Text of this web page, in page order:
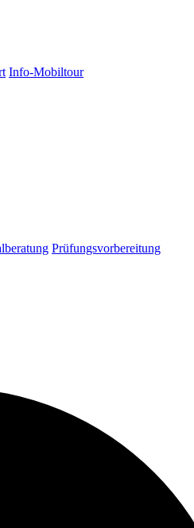
Info-Mobiltour
Prüfungsvorbereitung